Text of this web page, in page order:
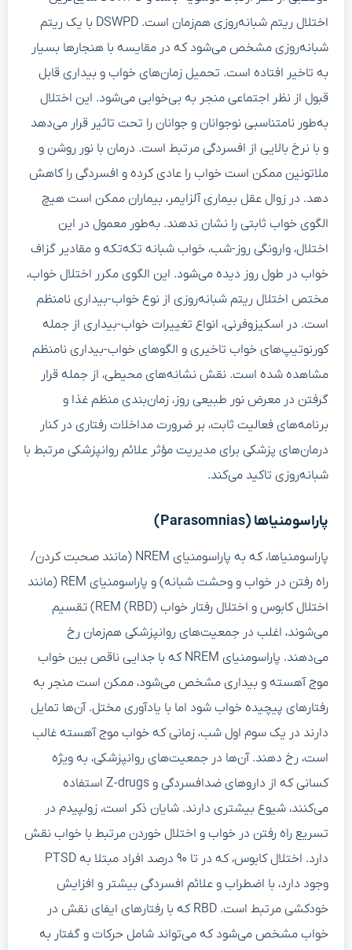
اختلال ریتم شبانه‌روزی هم‌زمان است. DSWPD با یک ریتم
شبانه‌روزی مشخص می‌شود که در مقایسه با هنجارها بسیار
به تاخیر افتاده است. تحمیل زمان‌های خواب و بیداری قابل
قبول از نظر اجتماعی منجر به بی‌خوابی می‌شود. این اختلال
به‌طور نامتناسبی نوجوانان و جوانان را تحت تاثیر قرار می‌دهد
و با نرخ بالایی از افسردگی مرتبط است. درمان با نور روشن و
ملاتونین ممکن است خواب را عادی کرده و افسردگی را کاهش
دهد. در زوال عقل بیماری آلزایمر، بیماران ممکن است هیچ
الگوی خواب ثابتی را نشان ندهند. به‌طور معمول در این
اختلال، وارونگی روز-شب، خواب شبانه تکه‌تکه و مقادیر گزاف
خواب در طول روز دیده می‌شود. این الگوی مکرر اختلال خواب،
مختص اختلال ریتم شبانه‌روزی از نوع خواب-بیداری نامنظم
است. در اسکیزوفرنی، انواع تغییرات خواب-بیداری از جمله
کورنوتیپ‌های خواب تاخیری و الگوهای خواب-بیداری نامنظم
مشاهده شده است. نقش نشانه‌های محیطی، از جمله قرار
گرفتن در معرض نور طبیعی روز، زمان‌بندی منظم غذا و
برنامه‌های فعالیت ثابت، بر ضرورت مداخلات رفتاری در کنار
درمان‌های پزشکی برای مدیریت مؤثر علائم روانپزشکی مرتبط با
شبانه‌روزی تاکید می‌کند.
پاراسومنیاها (Parasomnias)
پاراسومنیاها، که به پاراسومنیای NREM (مانند صحبت کردن/
راه رفتن در خواب و وحشت شبانه) و پاراسومنیای REM (مانند
اختلال کابوس و اختلال رفتار خواب REM (RBD)) تقسیم
می‌شوند، اغلب در جمعیت‌های روانپزشکی هم‌زمان رخ
می‌دهند. پاراسومنیای NREM که با جدایی ناقص بین خواب
موج آهسته و بیداری مشخص می‌شود، ممکن است منجر به
رفتارهای پیچیده خواب شود اما با یادآوری مختل. آن‌ها تمایل
دارند در یک سوم اول شب، زمانی که خواب موج آهسته غالب
است، رخ دهند. آن‌ها در جمعیت‌های روانپزشکی، به ویژه
کسانی که از داروهای ضدافسردگی و Z-drugs استفاده
می‌کنند، شیوع بیشتری دارند. شایان ذکر است، زولپیدم در
تسریع راه رفتن در خواب و اختلال خوردن مرتبط با خواب نقش
دارد. اختلال کابوس، که در تا ۹۰ درصد افراد مبتلا به PTSD
وجود دارد، با اضطراب و علائم افسردگی بیشتر و افزایش
خودکشی مرتبط است. RBD که با رفتارهای ایفای نقش در
خواب مشخص می‌شود که می‌تواند شامل حرکات و گفتار به